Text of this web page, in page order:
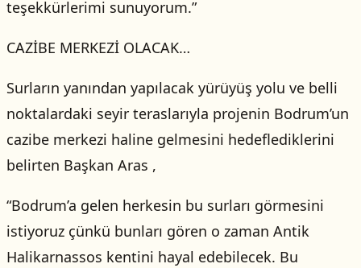
teşekkürlerimi sunuyorum.”
CAZİBE MERKEZİ OLACAK…
Surların yanından yapılacak yürüyüş yolu ve belli
noktalardaki seyir teraslarıyla projenin Bodrum’un
cazibe merkezi haline gelmesini hedeflediklerini
belirten Başkan Aras ,
“Bodrum’a gelen herkesin bu surları görmesini
istiyoruz çünkü bunları gören o zaman Antik
Halikarnassos kentini hayal edebilecek. Bu